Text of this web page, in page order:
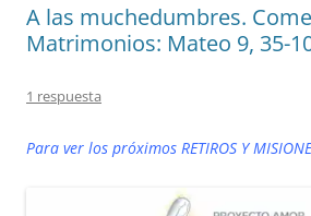
A las muchedumbres.
Matrimonios: Mateo 9, 35-
1 respuesta
Para ver los próximos RETIROS Y